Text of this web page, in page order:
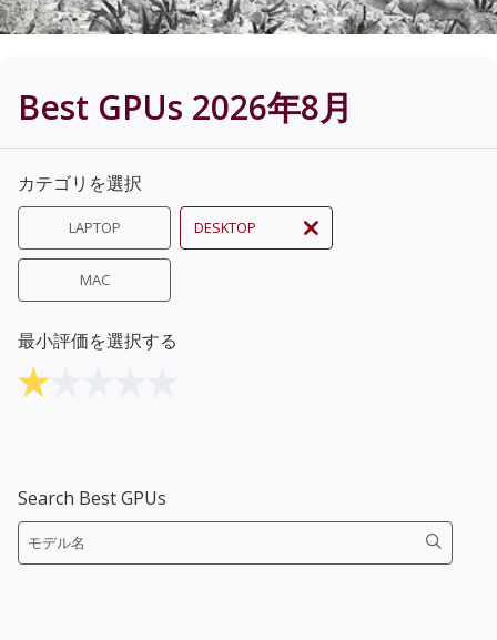
Best GPUs 2026年8月
カテゴリを選択
LAPTOP DESKTOP
MAC
最小評価を選択する
Search Best GPUs